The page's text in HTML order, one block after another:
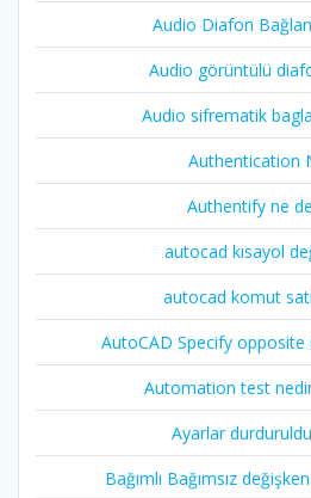
Audio Diafon
Audio görüntülü
Audio sifrematik
Authentication
Authentify ne
autocad kısayol
autocad komut
AutoCAD Specify
Automation test
Ayarlar
Bağımlı Bağımsız